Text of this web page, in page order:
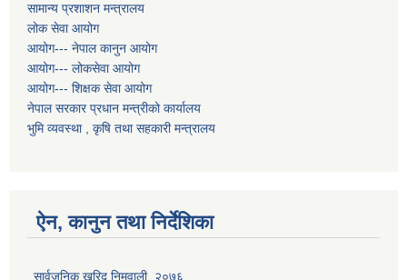
सामान्य प्रशाशन मन्त्रालय
लोक सेवा आयोग
आयोग--- नेपाल कानुन आयोग
आयोग--- लोकसेवा आयोग
आयोग--- शिक्षक सेवा आयोग
नेपाल सरकार प्रधान मन्त्रीको कार्यालय
भुमि व्यवस्था , कृषि तथा सहकारी मन्त्रालय
ऐन, कानुन तथा निर्देशिका
सार्वजनिक खरिद निमवाली, २०७६